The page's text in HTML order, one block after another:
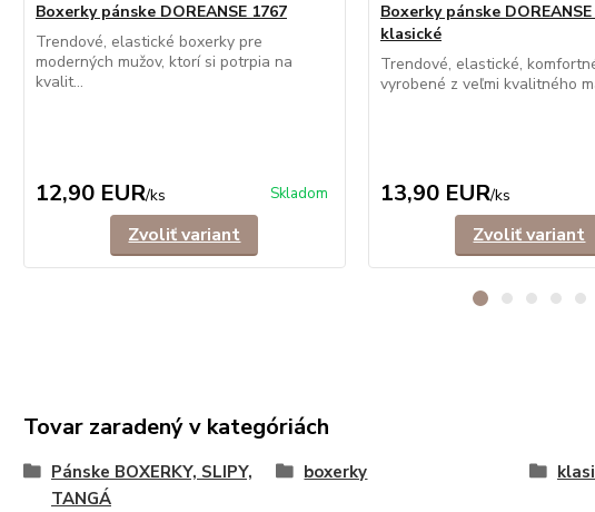
Boxerky pánske DOREANSE 1767
Trendové, elastické boxerky pre
moderných mužov, ktorí si potrpia na
kvalit...
12,90 EUR/ks Skladom
Zvoliť variant
Boxerky pánske
klasické
Trendové, elastické,
vyrobené z veľmi kvalitného
13,90 EUR/ks
Zvoliť variant
Tovar zaradený v kategóriách
Pánske BOXERKY, SLIPY,
TANGÁ
boxerky